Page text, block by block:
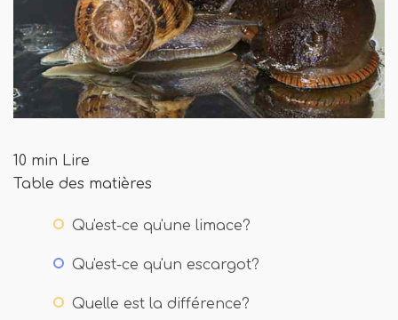
10 min Lire
Table des matières
Qu'est-ce qu'une limace?
Qu'est-ce qu'un escargot?
Quelle est la différence?